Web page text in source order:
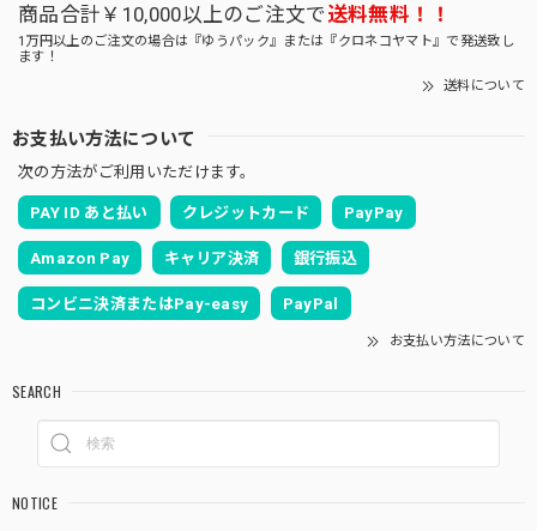
商品合計￥10,000以上のご注文で送料無料！！
1万円以上のご注文の場合は『ゆうパック』または『クロネコヤマト』で発送致し
ます！
送料について
お支払い方法について
次の方法がご利用いただけます。
PAY ID あと払い クレジットカード PayPay
Amazon Pay キャリア決済 銀行振込
コンビニ決済またはPay-easy PayPal
お支払い方法について
SEARCH
NOTICE